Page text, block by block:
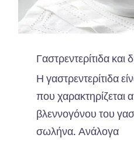
Γαστρεντερίτιδα και
Η γαστρεντερίτιδα
που χαρακτηρίζεται
βλεννογόνου του
σωλήνα. Ανάλογα